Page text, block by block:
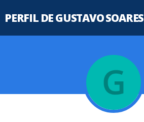
PERFIL DE GUSTAVO SOARES